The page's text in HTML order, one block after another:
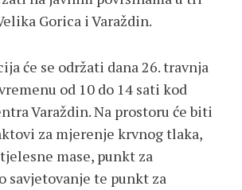
Gorica i Varaždin.
će se održati dana 26. travnja
od 10 do 14 sati kod
Varaždin. Na prostoru će biti
za mjerenje krvnog tlaka,
mase, punkt za
te punkt za